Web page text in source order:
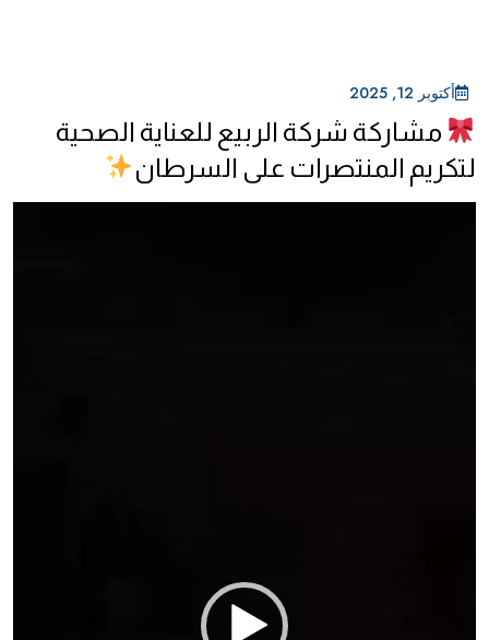
أكتوبر 12, 2025
مشاركة شركة الربيع للعناية الصحية
لتكريم المنتصرات على السرطان